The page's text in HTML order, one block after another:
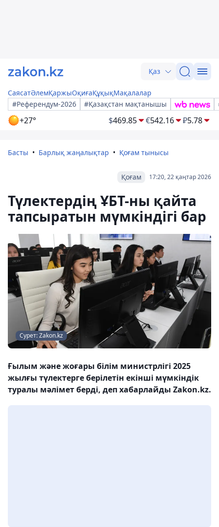
Қаз
СаясатӘлемҚаржыОқиғаҚұқықМақалалар
#Референдум-2026
#Қазақстан мақтанышы
+27° $469.85 €542.16 ₽5.78
Басты Барлық жаңалықтар Қоғам тынысы
17:20, 22 қаңтар 2026
Қоғам
Түлектердің ҰБТ-ны қайта
тапсыратын мүмкіндігі бар
Сурет: Zakon.kz
Ғылым және жоғары білім министрлігі 2025
жылғы түлектерге берілетін екінші мүмкіндік
туралы мәлімет берді, деп хабарлайды Zakon.kz.